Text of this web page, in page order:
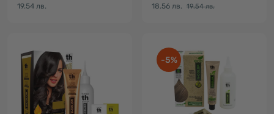
19.54 лв.
18.56 лв.
19.54 лв.
-5%